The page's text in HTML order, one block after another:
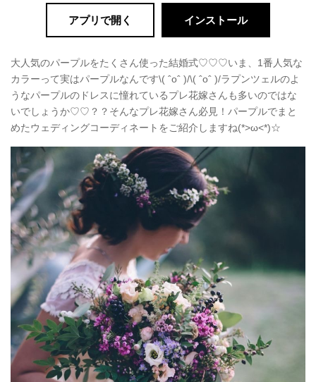
アプリで開く インストール
大人気のパープルをたくさん使った結婚式♡♡♡いま、1番人気な
カラーって実はパープルなんです\( ˆoˆ )/\( ˆoˆ )/ラプンツェルのよ
うなパープルのドレスに憧れているプレ花嫁さんも多いのではな
いでしょうか♡♡？？そんなプレ花嫁さん必見！パープルでまと
めたウェディングコーディネートをご紹介しますね(*>ω<*)☆